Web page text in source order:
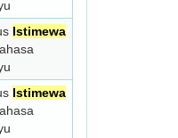
Istimewa
Istimewa